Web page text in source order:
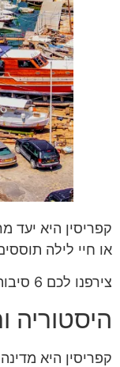
קפריסין היא יעד
או חיי לילה
צירפנו לכם 6 סיבות מדוע כדאי לכם לבקר ביעד המיוחד:
היסטוריה
קפריסין היא